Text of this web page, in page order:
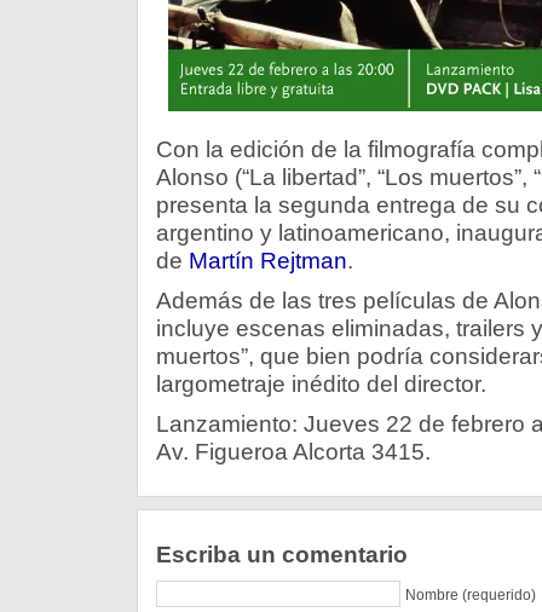
Con la edición de la filmografía
Alonso (“La libertad”, “Los muertos”,
presenta la segunda entrega de su
argentino y latinoamericano,
de Martín Rejtman.
Además de las tres películas de
incluye escenas eliminadas, trailers
muertos”, que bien podría
largometraje inédito del director.
Lanzamiento: Jueves 22 de febrero
Av. Figueroa Alcorta 3415.
Escriba un comentario
Nombre (requerido)